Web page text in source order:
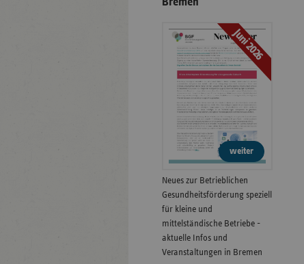
Juni 2026
weiter
Neues zur Betrieblichen
Gesundheitsförderung speziell
für kleine und
mittelständische Betriebe -
aktuelle Infos und
Veranstaltungen in Bremen